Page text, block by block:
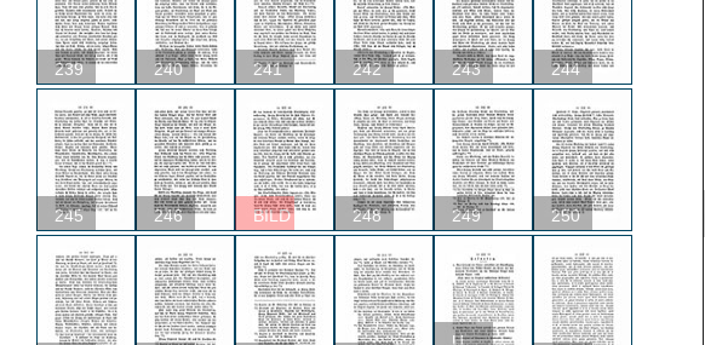
239 240 241 242 243 244
245 246 BILD 248 249 250